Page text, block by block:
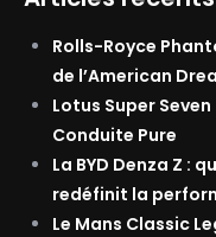
Rolls-Royce
de l’American
Lotus Super
Conduite Pure
La BYD Denza Z :
redéfinit la
Le Mans Classic